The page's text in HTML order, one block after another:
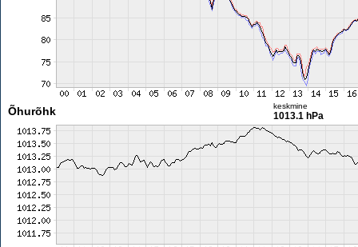
Õhurõhk keskmine
1013.1 hPa